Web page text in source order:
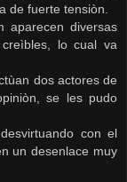
de fuerte tensiòn.
aparecen diversas
lo cual va
dos actores de
se les pudo
con el
un desenlace muy